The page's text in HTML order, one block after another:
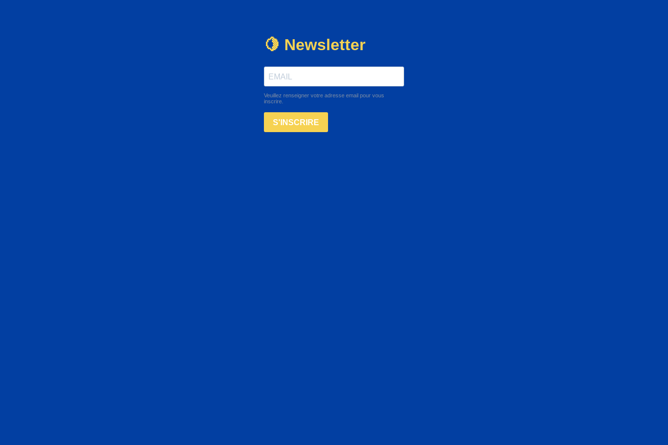
🍋 Newsletter
Veuillez renseigner votre adresse email pour vous
inscrire.
S'INSCRIRE